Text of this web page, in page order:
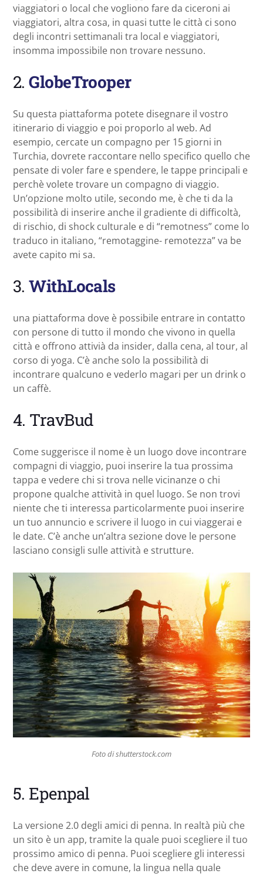
viaggiatori o local che vogliono fare da ciceroni ai
viaggiatori, altra cosa, in quasi tutte le città ci sono
degli incontri settimanali tra local e viaggiatori,
insomma impossibile non trovare nessuno.
2.GlobeTrooper
Su questa piattaforma potete disegnare il vostro
itinerario di viaggio e poi proporlo al web. Ad
esempio, cercate un compagno per 15 giorni in
Turchia, dovrete raccontare nello specifico quello che
pensate di voler fare e spendere, le tappe principali e
perchè volete trovare un compagno di viaggio.
Un’opzione molto utile, secondo me, è che ti da la
possibilità di inserire anche il gradiente di difficoltà,
di rischio, di shock culturale e di “remotness” come lo
traduco in italiano, “remotaggine- remotezza” va be
avete capito mi sa.
3.WithLocals
una piattaforma dove è possibile entrare in contatto
con persone di tutto il mondo che vivono in quella
città e offrono attivià da insider, dalla cena, al tour, al
corso di yoga. C’è anche solo la possibilità di
incontrare qualcuno e vederlo magari per un drink o
un caffè.
4. TravBud
Come suggerisce il nome è un luogo dove incontrare
compagni di viaggio, puoi inserire la tua prossima
tappa e vedere chi si trova nelle vicinanze o chi
propone qualche attività in quel luogo. Se non trovi
niente che ti interessa particolarmente puoi inserire
un tuo annuncio e scrivere il luogo in cui viaggerai e
le date. C’è anche un’altra sezione dove le persone
lasciano consigli sulle attività e strutture.
Foto di shutterstock.com
5. Epenpal
La versione 2.0 degli amici di penna. In realtà più che
un sito è un app, tramite la quale puoi scegliere il tuo
prossimo amico di penna. Puoi scegliere gli interessi
che deve avere in comune, la lingua nella quale